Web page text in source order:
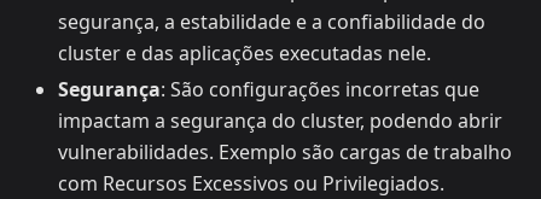
segurança, a estabilidade e a confiabilidade do
cluster e das aplicações executadas nele.
Segurança: São configurações incorretas que
impactam a segurança do cluster, podendo abrir
vulnerabilidades. Exemplo são cargas de trabalho
com Recursos Excessivos ou Privilegiados.